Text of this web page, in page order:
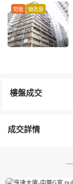
筍盤 鎖匙盤
樓盤成交
成交詳情